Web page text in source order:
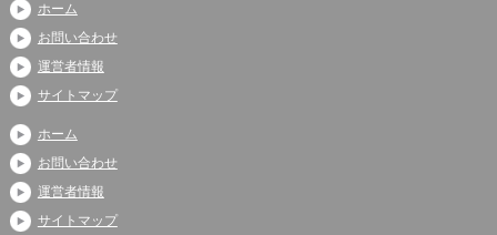
ホーム
お問い合わせ
運営者情報
サイトマップ
ホーム
お問い合わせ
運営者情報
サイトマップ